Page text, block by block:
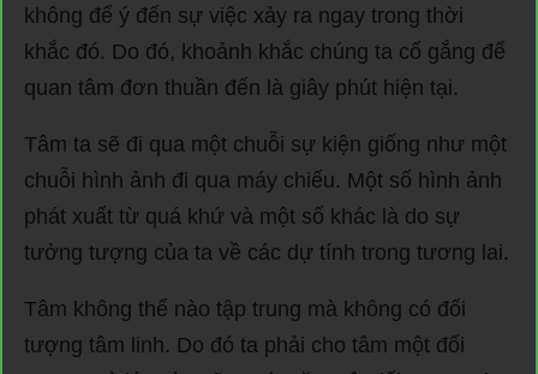
không để ý đến sự việc xảy ra ngay trong thời
khắc đó. Do đó, khoảnh khắc chúng ta cố gắng để
quan tâm đơn thuần đến là giây phút hiện tại.
Tâm ta sẽ đi qua một chuỗi sự kiện giống như một
chuỗi hình ảnh đi qua máy chiếu. Một số hình ảnh
phát xuất từ quá khứ và một số khác là do sự
tưởng tượng của ta về các dự tính trong tương lai.
Tâm không thể nào tập trung mà không có đối
tượng tâm linh. Do đó ta phải cho tâm một đối